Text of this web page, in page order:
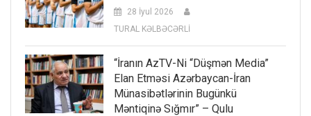
28 İyul 2026
TURAL KƏLBƏCƏRLİ
“İranın AzTV-Ni “düşmən Media”
Elan Etməsi Azərbaycan-İran
Münasibətlərinin Bugünkü
Məntiqinə Sığmır” – Qulu